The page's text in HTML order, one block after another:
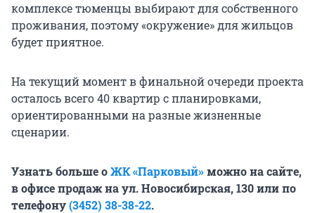
комплексе тюменцы выбирают для собственного
проживания, поэтому «окружение» для жильцов
будет приятное.
На текущий момент в финальной очереди проекта
осталось всего 40 квартир с планировками,
ориентированными на разные жизненные
сценарии.
Узнать больше оЖК «Парковый»можно на сайте,
в офисе продаж на ул. Новосибирская, 130 или по
телефону(3452) 38-38-22.